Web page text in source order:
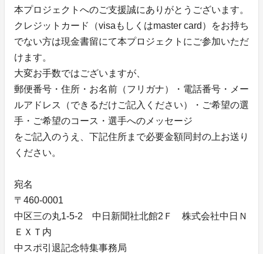
本プロジェクトへのご支援誠にありがとうございます。
クレジットカード（visaもしくはmaster card）をお持ち
でない方は現金書留にて本プロジェクトにご参加いただ
けます。
大変お手数ではございますが、
郵便番号・住所・お名前（フリガナ）・電話番号・メー
ルアドレス（できるだけご記入ください）・ご希望の選
手・ご希望のコース・選手へのメッセージ
をご記入のうえ、下記住所まで必要金額同封の上お送り
ください。
宛名
〒460-0001
中区三の丸1-5-2 中日新聞社北館2Ｆ 株式会社中日Ｎ
ＥＸＴ内
中スポ引退記念特集事務局